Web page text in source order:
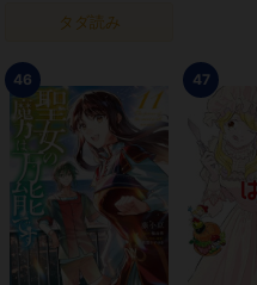
タダ読み
46 47